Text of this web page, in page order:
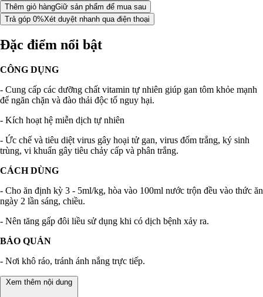
Thêm giỏ hàngGiữ sản phẩm để mua sau
Trả góp 0%Xét duyệt nhanh qua điện thoại
Đặc điểm nổi bật
CÔNG DỤNG
- Cung cấp các dưỡng chất vitamin tự nhiên giúp gan tôm khỏe mạnh
để ngăn chặn và đào thải độc tố nguy hại.
- Kích hoạt hệ miễn dịch tự nhiên
- Ức chế và tiêu diệt virus gây hoại tử gan, virus đốm trắng, ký sinh
trùng, vi khuẩn gây tiêu chảy cấp và phân trắng.
CÁCH DÙNG
- Cho ăn định kỳ 3 - 5ml/kg, hòa vào 100ml nước trộn đều vào thức ăn
ngày 2 lần sáng, chiều.
- Nên tăng gấp đôi liều sử dụng khi có dịch bệnh xảy ra.
BẢO QUẢN
- Nơi khô ráo, tránh ánh nắng trực tiếp.
Xem thêm nội dung